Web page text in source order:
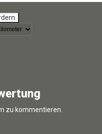
zu kommentieren.